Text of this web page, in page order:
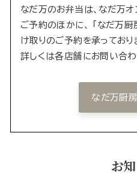
なだ万のお弁当は、なだ万オ
ご予約のほかに、 「なだ万
け取りのご予約を承っており
詳しくは各店舗にお問い合わ
なだ万厨
お